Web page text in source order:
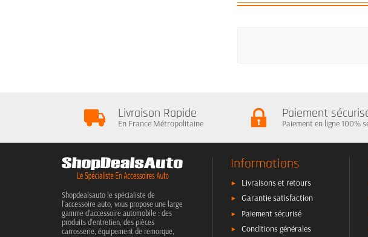
Livraison Rapide
En France Métropolitaine
Paiement
Paiement en ligne 100%
Shopdealsauto le spécialiste de
l'accessoire auto, vous propose une large
gamme d'accessoire automobile : des
produits d'entretien, des pièces
carrosserie, équipement de remorque,
Informations
Livraisons et retours
Garantie satisfaction
Paiement sécurisé
Conditions générales